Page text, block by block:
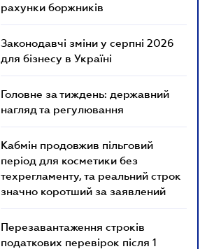
рахунки боржників
Законодавчі зміни у серпні 2026
для бізнесу в Україні
Головне за тиждень: державний
нагляд та регулювання
Кабмін продовжив пільговий
період для косметики без
техрегламенту, та реальний строк
значно коротший за заявлений
Перезавантаження строків
податкових перевірок після 1